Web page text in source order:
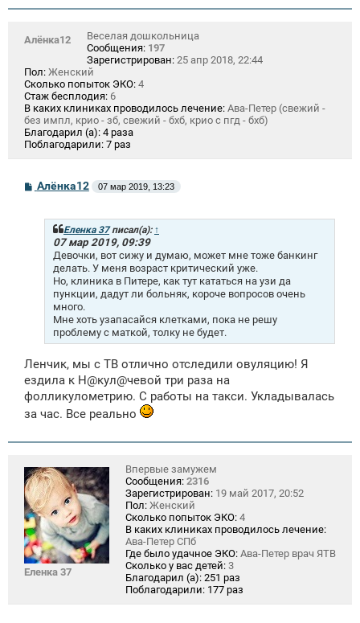
Алёнка12
Веселая дошкольница
Сообщения: 197
Зарегистрирован: 25 апр 2018, 22:44
Пол: Женский
Сколько попыток ЭКО: 4
Стаж бесплодия: 6
В каких клиниках проводилось лечение: Ава-Петер (свежий -
без импл, крио - зб, свежий - бхб, крио с пгд - бхб)
Благодарил (а): 4 раза
Поблагодарили: 7 раз
С
о
Алёнка12 07 мар 2019, 13:23
Еленка 37писал(а): ↑
07 мар 2019, 09:39
Девочки, вот сижу и думаю, может мне тоже банкинг
делать. У меня возраст критический уже.
Но, клиника в Питере, как тут кататься на узи да
пункции, дадут ли больняк, короче вопросов очень
много.
Мне хоть узапасайся клетками, пока не решу
проблему с маткой, толку не будет.
Ленчик, мы с ТВ отлично отследили овуляцию! Я
ездила к Н@кул@чевой три раза на
фолликулометрию. С работы на такси. Укладывалась
за час. Все реально
Еленка 37
Впервые замужем
Сообщения: 2316
Зарегистрирован: 19 май 2017, 20:52
Пол: Женский
Сколько попыток ЭКО: 4
В каких клиниках проводилось лечение:
Ава-Петер СПб
Где было удачное ЭКО: Ава-Петер врач ЯТВ
Сколько у вас детей: 3
Благодарил (а): 251 раз
Поблагодарили: 177 раз